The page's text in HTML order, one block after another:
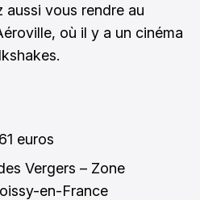
aussi vous rendre au
où il y a un cinéma
euros
Vergers – Zone
en-France